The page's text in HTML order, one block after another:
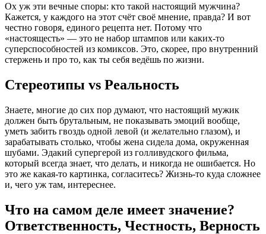
Ох уж эти вечные споры: кто такой настоящий мужчина?
Кажется, у каждого на этот счёт своё мнение, правда? И вот
честно говоря, единого рецепта нет. Потому что
«настоящесть» — это не набор штампов или каких-то
суперспособностей из комиксов. Это, скорее, про внутренний
стержень и про то, как ты себя ведёшь по жизни.
Стереотипы vs Реальность
Знаете, многие до сих пор думают, что настоящий мужик
должен быть брутальным, не показывать эмоций вообще,
уметь забить гвоздь одной левой (и желательно глазом), и
зарабатывать столько, чтобы жена сидела дома, окруженная
шубами. Эдакий супергерой из голливудского фильма,
который всегда знает, что делать, и никогда не ошибается. Но
это же какая-то картинка, согласитесь? Жизнь-то куда сложнее
и, чего уж там, интереснее.
Что на самом деле имеет значение?
Ответственность, Честность, Верность